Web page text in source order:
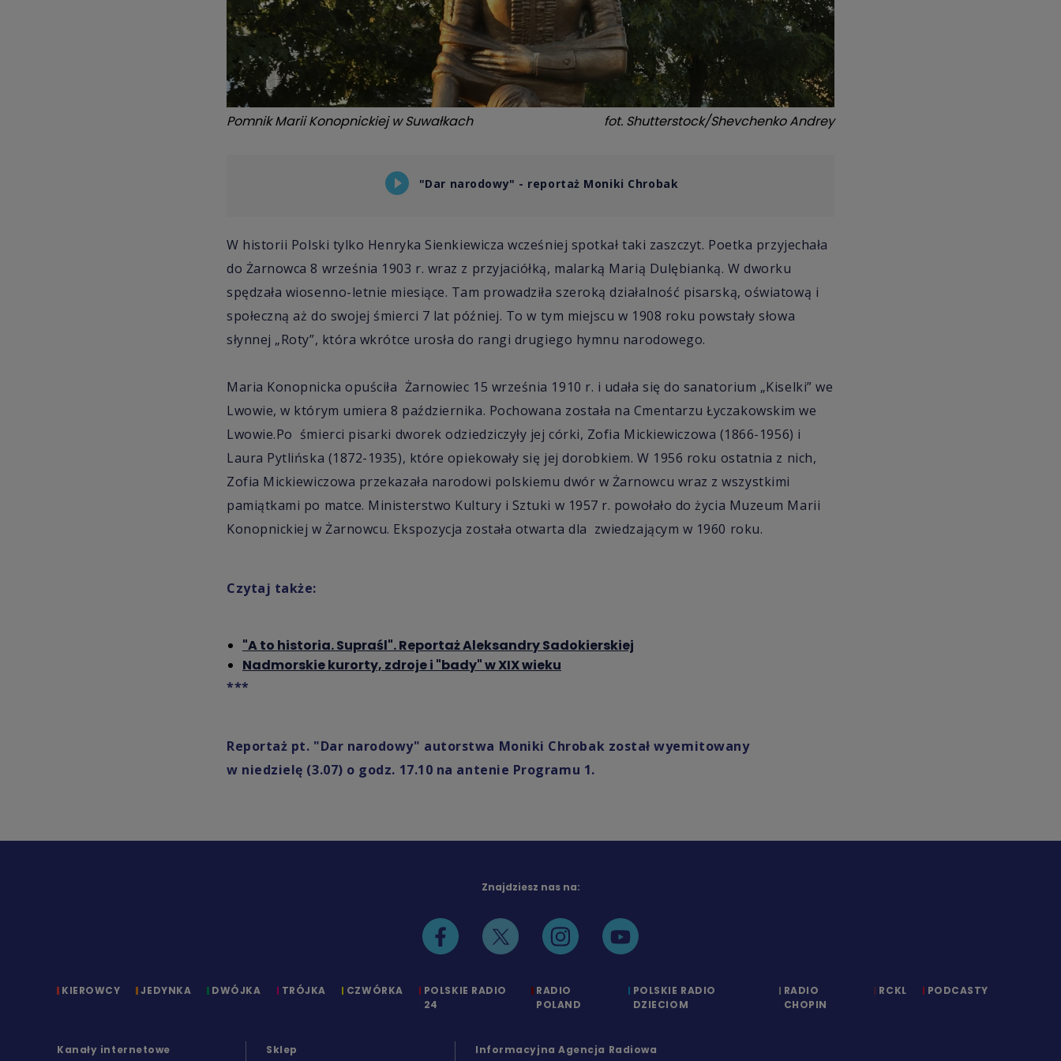
Pomnik Marii Konopnickiej w Suwałkach fot. Shutterstock/Shevchenko Andrey
"Dar narodowy" - reportaż Moniki Chrobak
W historii Polski tylko Henryka Sienkiewicza wcześniej spotkał taki zaszczyt. Poetka przyjechała
do Żarnowca 8 września 1903 r. wraz z przyjaciółką, malarką Marią Dulębianką. W dworku
spędzała wiosenno-letnie miesiące. Tam prowadziła szeroką działalność pisarską, oświatową i
społeczną aż do swojej śmierci 7 lat później. To w tym miejscu w 1908 roku powstały słowa
słynnej „Roty”, która wkrótce urosła do rangi drugiego hymnu narodowego.
Maria Konopnicka opuściła Żarnowiec 15 września 1910 r. i udała się do sanatorium „Kiselki” we
Lwowie, w którym umiera 8 października. Pochowana została na Cmentarzu Łyczakowskim we
Lwowie.Po śmierci pisarki dworek odziedziczyły jej córki, Zofia Mickiewiczowa (1866-1956) i
Laura Pytlińska (1872-1935), które opiekowały się jej dorobkiem. W 1956 roku ostatnia z nich,
Zofia Mickiewiczowa przekazała narodowi polskiemu dwór w Żarnowcu wraz z wszystkimi
pamiątkami po matce. Ministerstwo Kultury i Sztuki w 1957 r. powołało do życia Muzeum Marii
Konopnickiej w Żarnowcu. Ekspozycja została otwarta dla zwiedzającym w 1960 roku.
Czytaj także:
"A to historia. Supraśl". Reportaż Aleksandry Sadokierskiej
Nadmorskie kurorty, zdroje i "bady" w XIX wieku
***
Reportaż pt. "Dar narodowy" autorstwa Moniki Chrobak został wyemitowany
w niedzielę (3.07) o godz. 17.10 na antenie Programu 1.
Znajdziesz nas na:
KIEROWCY JEDYNKA DWÓJKA TRÓJKA CZWÓRKA
POLSKIE RADIO
24
RADIO
POLAND
POLSKIE RADIO
DZIECIOM
RADIO
CHOPIN
RCKL PODCASTY
Kanały internetowe Sklep Informacyjna Agencja Radiowa